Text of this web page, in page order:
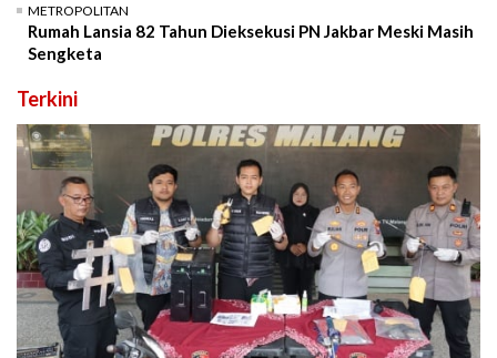
METROPOLITAN
Rumah Lansia 82 Tahun Dieksekusi PN Jakbar Meski Masih
Sengketa
Terkini